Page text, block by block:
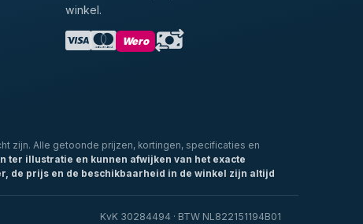
winkel.
Wero
zijn. Alle getoonde prijzen, kortingen, specificaties en
ter illustratie en kunnen afwijken van het exacte
de prijs en de beschikbaarheid in de winkel zijn altijd
KvK 30284494 · BTW NL822151194B01